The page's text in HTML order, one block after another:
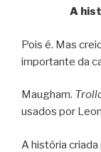
A
Pois é. Mas
importante da
Maugham.
usados por
A história